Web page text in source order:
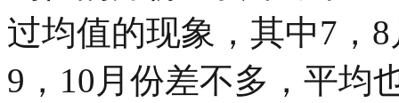
过均值的现象，其中7，
9，10月份差不多，平均